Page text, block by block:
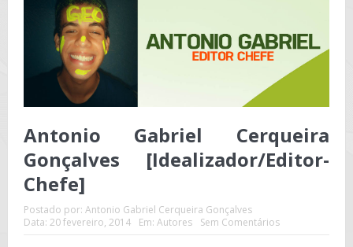
Antonio Gabriel Cerqueira
Gonçalves [Idealizador/Editor-
Chefe]
Postado por: Antonio Gabriel Cerqueira Gonçalves
Data: 20 fevereiro, 2014 Em: Autores Sem Comentários